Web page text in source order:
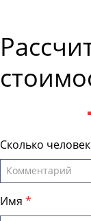
Сколько
Имя